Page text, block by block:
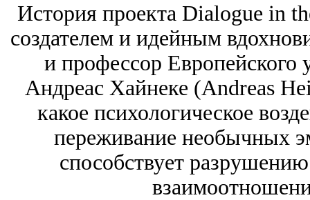
История проекта Dialogue in
создателем и идейным
и профессор Европейского
Андреас Хайнеке (Andreas
какое психологическое
переживание необычных
способствует